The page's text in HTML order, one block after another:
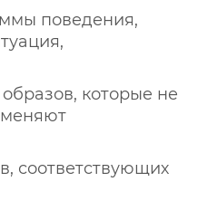
поведения,
которые не
соответствующих